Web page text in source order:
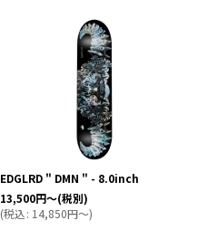
EDGLRD " DMN " - 8.0inch
13,500円～(税別)
(税込: 14,850円～)